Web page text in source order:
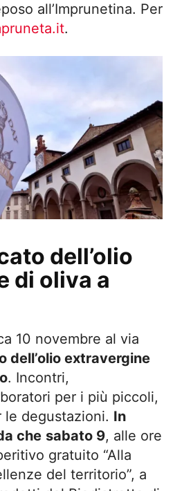
all’Imprunetina. Per
.
dell’olio
di oliva a
10 novembre al via
dell’olio extravergine
. Incontri,
per i più piccoli,
le degustazioni. In
che sabato 9, alle ore
gratuito “Alla
del territorio”, a